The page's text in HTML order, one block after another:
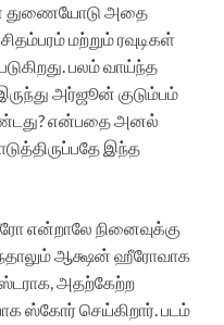
துணையோடு அதை
மற்றும் ரவுடிகள்
பலம் வாய்ந்த
அர்ஜூன் குடும்பம்
என்பதை அனல்
இந்த
என்றாலே நினைவுக்கு
ஆக்ஷன் ஹீரோவாக
அதற்கேற்ற
ஸ்கோர் செய்கிறார். படம்